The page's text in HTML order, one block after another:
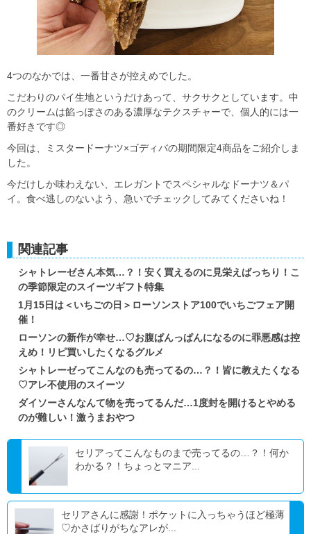
4つのなかでは、一番甘さが控えめでした。
こだわりのパイ生地というだけあって、サクサクとしています。中
のクリームは餡っぽさのある濃厚なテクスチャーで、個人的には一
番好きです◎
今回は、ミスタードーナツ×ゴディバの期間限定4商品をご紹介しま
した。
今だけしか味わえない、エレガントでスペシャルなドーナツ＆パ
イ。食べ逃しのないよう、急いでチェックしてみてくださいね！
関連記事
シャトレーゼさん本気…？！安く買えるのに見栄えばっちり！こ
の季節限定のスイーツギフト特集
1月15日は＜いちごの日＞ローソンストア100でいちごフェア開
催！
ローソンの新作が幸せ…♡お腹ぱんっぱんになるのに罪悪感は控
えめ！リピ買いしたくなるグルメ
シャトレーゼってこんなのも売ってるの…？！皆に教えたくなる
♡アレ不使用のスイーツ
ダイソーさんなんて物を売ってるんだ…1度封を開けるとやめる
のが難しい！激うまおやつ
セリアってこんなものまで売ってるの…？！何か
わかる？！ちょっとマニア...
セリアさんに感謝！ポケットに入っちゃうほど極薄
♡かさばりがちなアレが...